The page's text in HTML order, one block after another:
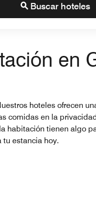
Buscar hoteles
en
hoteles ofrecen
comidas en la
habitación tienen algo
estancia hoy.